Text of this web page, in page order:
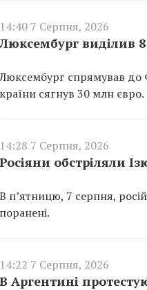
14:40 7 Серпня, 2026
Люксембург виділив
Люксембург спрямував до
країни сягнув 30 млн євро.
14:28 7 Серпня, 2026
Росіяни обстріляли
В п’ятницю, 7 серпня,
поранені.
14:22 7 Серпня, 2026
В Аргентині